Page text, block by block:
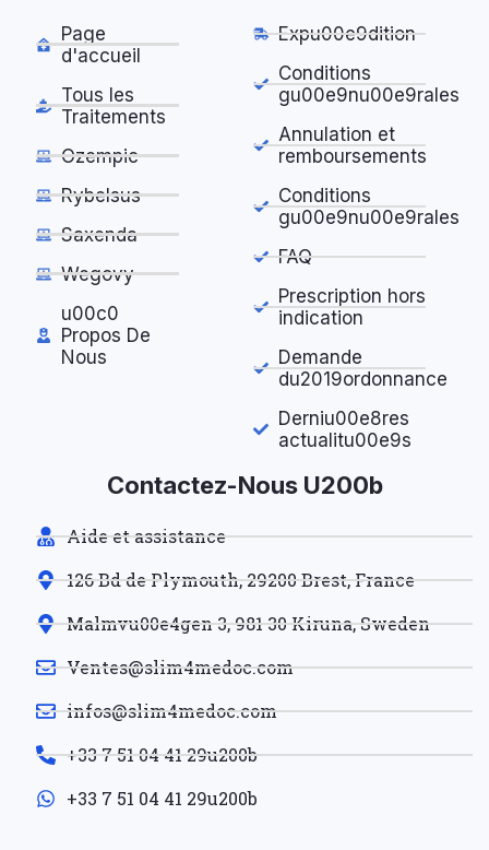
Page
d'accueil
Tous les
Traitements
Ozempic
Rybelsus
Saxenda
Wegovy
u00c0
Propos De
Nous
Expu00e9dition
Conditions
gu00e9nu00e9rales
Annulation et
remboursements
Conditions
gu00e9nu00e9rales
FAQ
Prescription hors
indication
Demande
du2019ordonnance
Derniu00e8res
actualitu00e9s
Contactez-Nous U200b
Aide et assistance
126 Bd de Plymouth, 29200 Brest, France
Malmvu00e4gen 3, 981 30 Kiruna, Sweden
Ventes@slim4medoc.com
infos@slim4medoc.com
+33 7 51 04 41 29u200b
+33 7 51 04 41 29u200b